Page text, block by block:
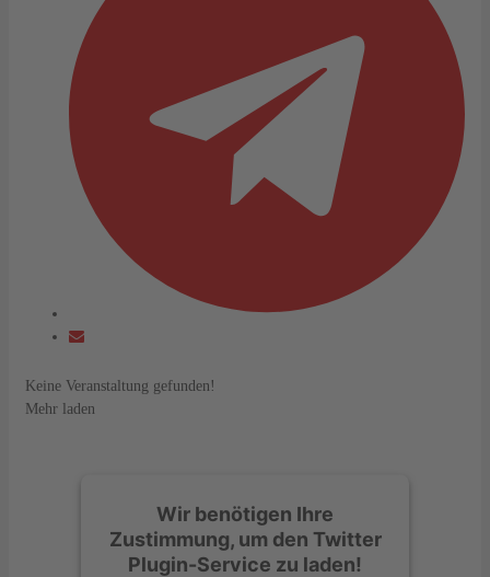
Keine Veranstaltung gefunden!
Mehr laden
Wir benötigen Ihre
Zustimmung, um den Twitter
Plugin-Service zu laden!